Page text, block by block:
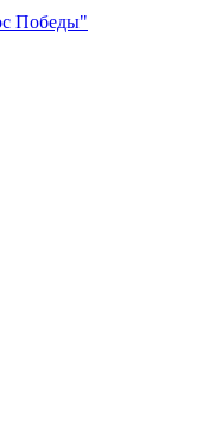
Победы"